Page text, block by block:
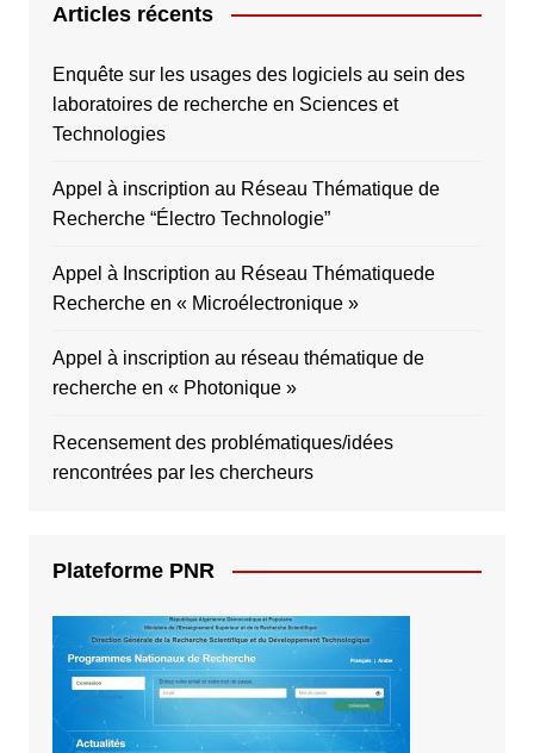
Articles récents
Enquête sur les usages des logiciels au sein des
laboratoires de recherche en Sciences et
Technologies
Appel à inscription au Réseau Thématique de
Recherche “Électro Technologie”
Appel à Inscription au Réseau Thématiquede
Recherche en « Microélectronique »
Appel à inscription au réseau thématique de
recherche en « Photonique »
Recensement des problématiques/idées
rencontrées par les chercheurs
Plateforme PNR